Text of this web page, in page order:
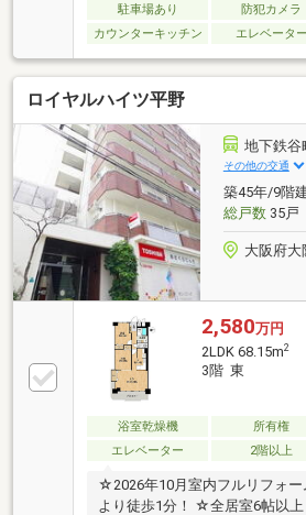
駐車場あり 防犯カメラ
カウンターキッチン
エレベーター
ロイヤルハイツ平野
地下鉄谷
その他の交通
築45年/9階
総戸数35戸
大阪府大
2,580万円
2LDK 68.15m2
3階 東
浴室乾燥機 所有権
エレベーター
2階以上
☆2026年10月室内フルリフォ
より徒歩1分！ ☆全居室6帖以上